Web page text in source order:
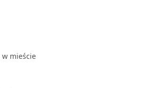
mieście